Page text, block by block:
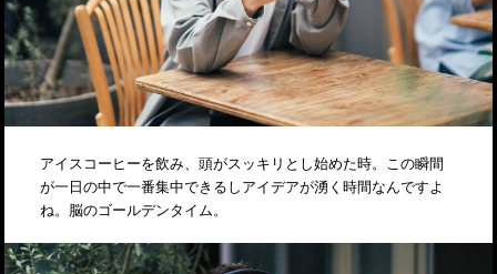
アイスコーヒーを飲み、頭がスッキリとし始めた時。この瞬間
が一日の中で一番集中できるしアイデアが湧く時間なんですよ
ね。脳のゴールデンタイム。